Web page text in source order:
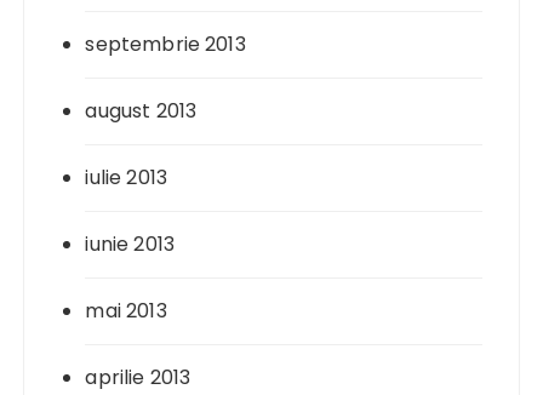
septembrie 2013
august 2013
iulie 2013
iunie 2013
mai 2013
aprilie 2013